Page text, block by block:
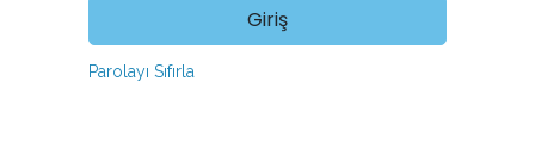
Giriş
Parolayı Sıfırla